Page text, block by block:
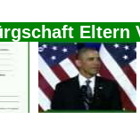
Eltern